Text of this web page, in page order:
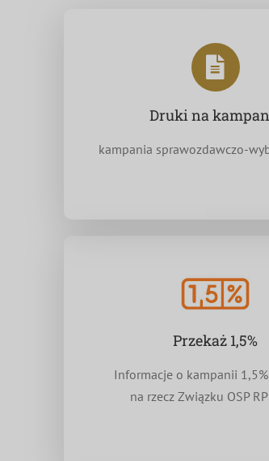
Druki na
kampania sprawozdawczo-
Przekaż 1,5%
Informacje o kampanii
na rzecz Związku OSP